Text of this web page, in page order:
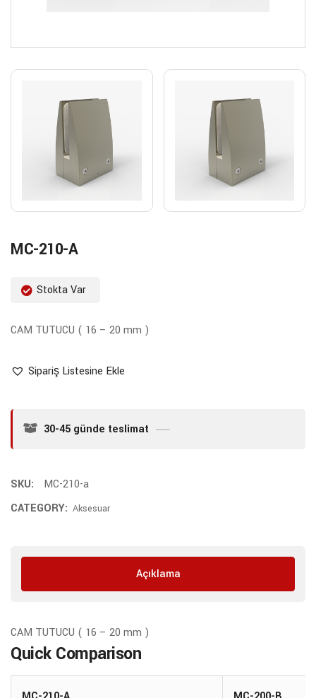
MC-210-A
Stokta Var
CAM TUTUCU ( 16 – 20 mm )
Sipariş Listesine Ekle
30-45 günde teslimat
SKU:
MC-210-a
CATEGORY: Aksesuar
Açıklama
CAM TUTUCU ( 16 – 20 mm )
Quick Comparison